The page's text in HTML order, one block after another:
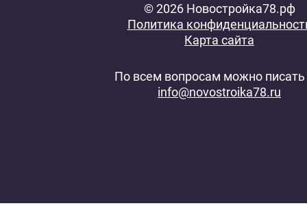
© 2026 Новостройка78.рф
Политика
Карта сайта
По всем вопросам можно писать
info@novostroika78.ru